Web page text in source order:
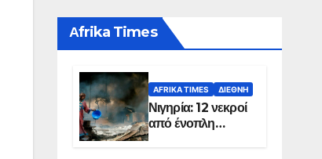
Αfrika Times
AFRIKA TIMES ΔΙΕΘΝΉ
Νιγηρία: 12 νεκροί
από ένοπλη
επίθεση σε χωριό